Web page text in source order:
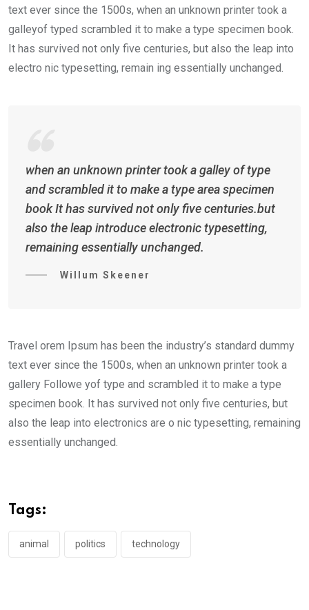
text ever since the 1500s, when an unknown printer took a
galleyof typed scrambled it to make a type specimen book.
It has survived not only five centuries, but also the leap into
electro nic typesetting, remain ing essentially unchanged.
when an unknown printer took a galley of type
and scrambled it to make a type area specimen
book It has survived not only five centuries.but
also the leap introduce electronic typesetting,
remaining essentially unchanged.
Willum Skeener
Travel orem Ipsum has been the industry’s standard dummy
text ever since the 1500s, when an unknown printer took a
gallery Followe yof type and scrambled it to make a type
specimen book. It has survived not only five centuries, but
also the leap into electronics are o nic typesetting, remaining
essentially unchanged.
Tags:
animal politics technology